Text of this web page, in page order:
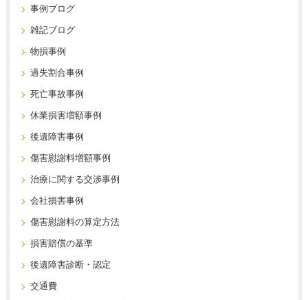
事例ブログ
雑記ブログ
物損事例
過失割合事例
死亡事故事例
休業損害増額事例
後遺障害事例
傷害慰謝料増額事例
治療に関する交渉事例
会社損害事例
傷害慰謝料の算定方法
損害賠償の基準
後遺障害診断・認定
交通費